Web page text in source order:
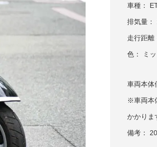
車種：
排気量：
走行距離
色： ミ
車両本体
※車両本
かかりま
備考：